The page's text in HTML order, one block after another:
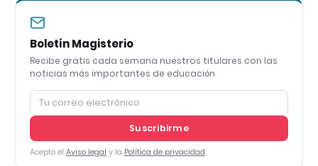
Boletín Magisterio
Recibe gratis cada semana nuestros titulares con las
noticias más importantes de educación
Suscribirme
Acepto el Aviso legal y la Política de privacidad